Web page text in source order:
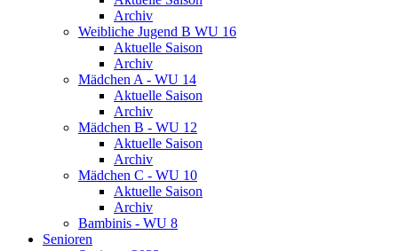
Archiv
Weibliche Jugend B WU 16
Aktuelle Saison
Archiv
Mädchen A - WU 14
Aktuelle Saison
Archiv
Mädchen B - WU 12
Aktuelle Saison
Archiv
Mädchen C - WU 10
Aktuelle Saison
Archiv
Bambinis - WU 8
Senioren